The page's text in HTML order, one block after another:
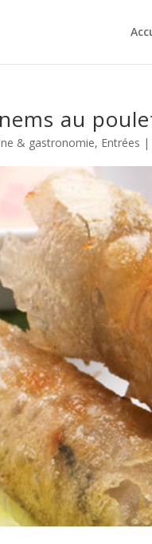
au
& gastronomie, Entrées |